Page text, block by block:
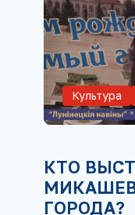
Культура
КТО
ГОРОДА?